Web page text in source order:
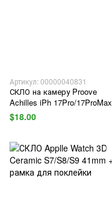
Артикул: 00000040831
СКЛО на камеру Proove
Achilles iPh 17Pro/17ProMax
silver
$18.00